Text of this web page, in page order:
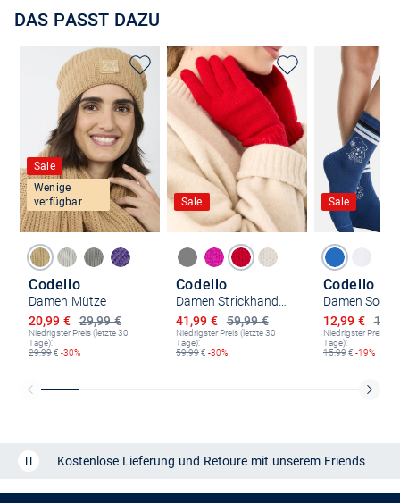
DAS PASST DAZU
Sale
Wenige
verfügbar
Codello
Damen Mütze
29,99 €
Ermäßigter Preis
20,99 €
Niedrigster Preis (letzte 30
Tage):
29,99€ -30%
Sale
Codello
59,99 €
Ermäßigter Preis
41,99 €
Niedrigster Preis (letzte 30
Tage):
59,99€ -30%
Sale
Codello
Damen
Ermäßigter
12,99 €
Niedrigster Preis
Tage):
15,99€ -19%
Kostenlose Lieferung und Retoure mit unserem Friends
CLUB